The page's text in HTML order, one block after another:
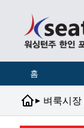
홈
▸ 벼룩시장